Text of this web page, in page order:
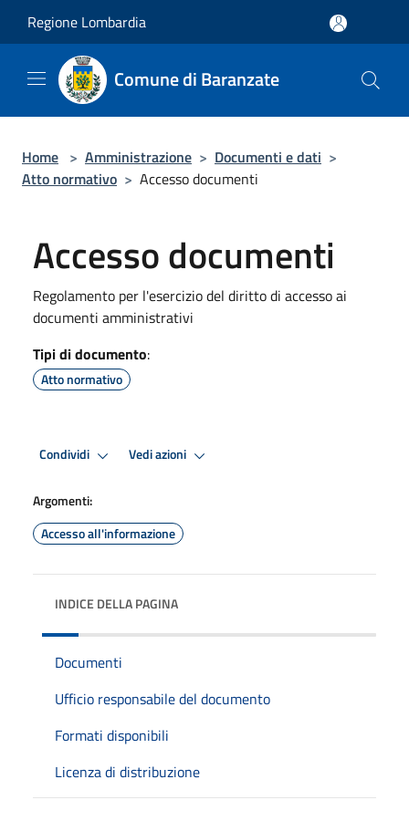
Regione Lombardia
Comune di Baranzate
Home > Amministrazione > Documenti e dati >
Atto normativo > Accesso documenti
Accesso documenti
Regolamento per l'esercizio del diritto di accesso ai
documenti amministrativi
Tipi di documento:
Atto normativo
Condividi Vedi azioni
Argomenti:
Accesso all'informazione
INDICE DELLA PAGINA
Documenti
Ufficio responsabile del documento
Formati disponibili
Licenza di distribuzione